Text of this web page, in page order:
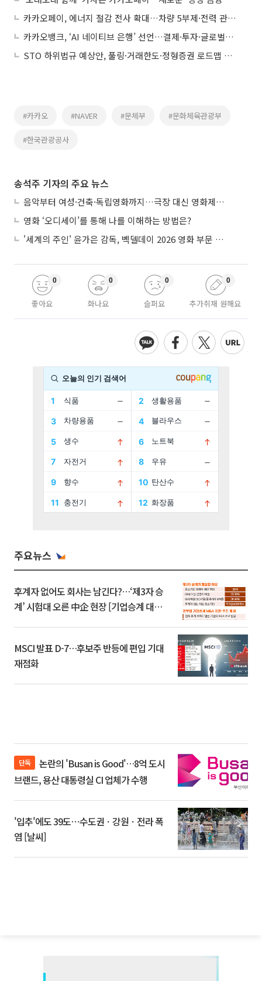
카카오페이, 에너지 절감 전사 확대…차량 5부제·전력 관리 강화
카카오뱅크, ‘AI 네이티브 은행’ 선언…결제·투자·글로벌로 금융 판 바꾼다
STO 하위법규 예상안, 풀링·거래한도·정형증권 로드맵 제시
#카카오 #NAVER #문체부 #문화체육관광부
#한국관광공사
송석주 기자의 주요 뉴스
음악부터 여성·건축·독립영화까지…극장 대신 영화제로 즐기는 스크린 여행
영화 ‘오디세이’를 통해 나를 이해하는 방법은?
'세계의 주인' 윤가은 감독, 벡델데이 2026 영화 부문 벡델리안 감독 선정
좋아요
0
화나요
0
슬퍼요
0
추가취재 원해요
0
주요뉴스
후계자 없어도 회사는 남긴다?…‘제3자 승
계’ 시험대 오른 中企 현장 [기업승계 대전
MSCI 발표 D-7…후보주 반등에 편입 기대
재점화
단독
브랜드, 용산 대통령실 CI 업체가 수행
'입추'에도 39도⋯수도권ㆍ강원ㆍ전라 폭
염 [날씨]